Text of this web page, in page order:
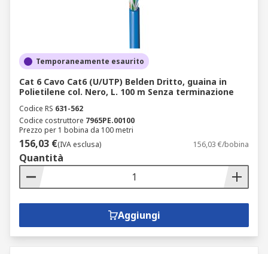
Temporaneamente esaurito
Cat 6 Cavo Cat6 (U/UTP) Belden Dritto, guaina in
Polietilene col. Nero, L. 100 m Senza terminazione
Codice RS 631-562
Codice costruttore 7965PE.00100
Prezzo per 1 bobina da 100 metri
156,03 €(IVA esclusa) 156,03 €/bobina
Quantità
Aggiungi